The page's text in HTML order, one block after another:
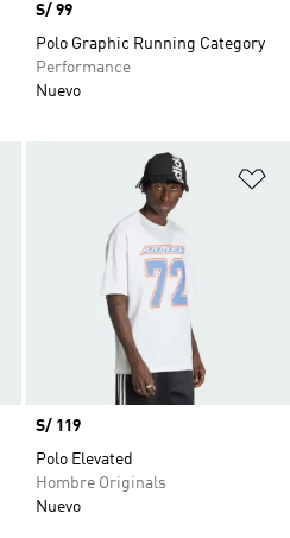
Precio
S/ 99
Polo Graphic Running Category
Performance
Nuevo
Añadir a la lista de deseos
Precio
S/ 119
Polo Elevated
Hombre Originals
Nuevo